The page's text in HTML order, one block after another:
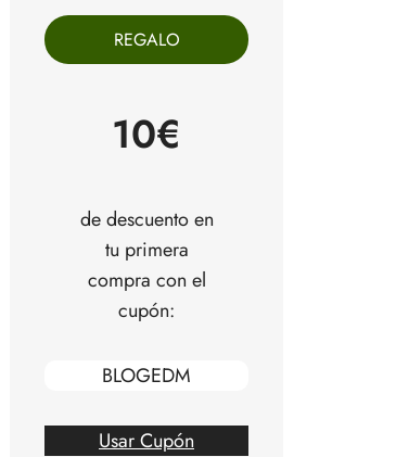
REGALO
10€
de descuento en
tu primera
compra con el
cupón:
BLOGEDM
Usar Cupón